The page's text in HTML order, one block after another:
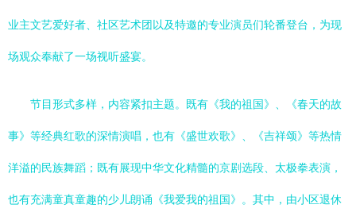
业主文艺爱好者、社区艺术团以及特邀的专业演员们轮番登台，为现
场观众奉献了一场视听盛宴。
节目形式多样，内容紧扣主题。既有《我的祖国》、《春天的故
事》等经典红歌的深情演唱，也有《盛世欢歌》、《吉祥颂》等热情
洋溢的民族舞蹈；既有展现中华文化精髓的京剧选段、太极拳表演，
也有充满童真童趣的少儿朗诵《我爱我的祖国》。其中，由小区退休